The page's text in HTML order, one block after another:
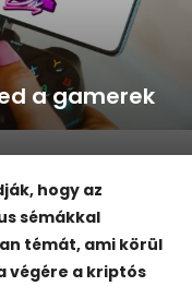
a gamerek
hogy az
sémákkal
témát, ami körül
végére a kriptós